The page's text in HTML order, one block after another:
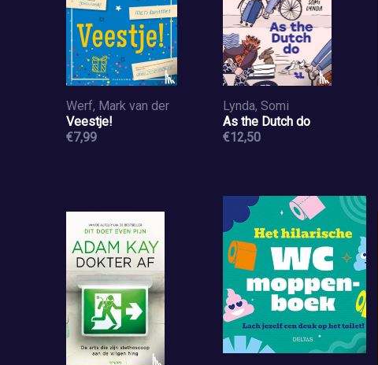
Werf, Mark van der
Veestje!
€7,99
Lynda, Somi
As the Dutch do
€12,50